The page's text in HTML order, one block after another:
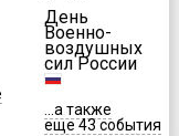
День
Военно-
воздушных
сил России
...а также
еще 43 события